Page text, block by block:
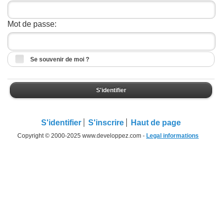
Mot de passe:
Se souvenir de moi ?
S'identifier
S'identifier S'inscrire Haut de page
Copyright © 2000-2025 www.developpez.com - Legal informations